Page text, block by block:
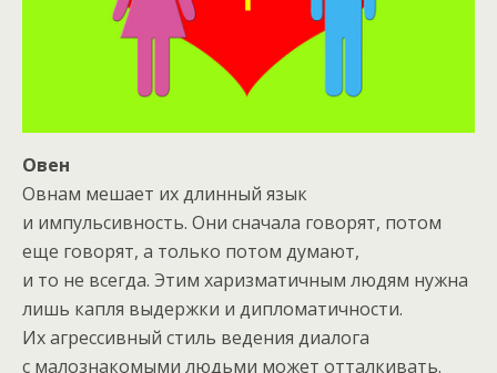
Овен
Овнам мешает их длинный язык
и импульсивность. Они сначала говорят, потом
еще говорят, а только потом думают,
и то не всегда. Этим харизматичным людям нужна
лишь капля выдержки и дипломатичности.
Их агрессивный стиль ведения диалога
с малознакомыми людьми может отталкивать.